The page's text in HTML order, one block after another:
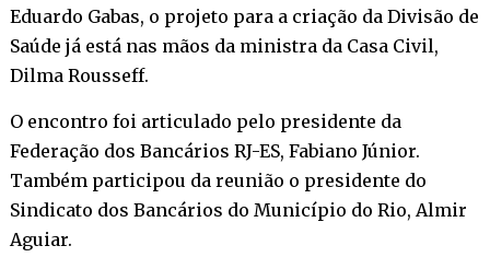
Eduardo Gabas, o projeto para a criação da Divisão de
Saúde já está nas mãos da ministra da Casa Civil,
Dilma Rousseff.
O encontro foi articulado pelo presidente da
Federação dos Bancários RJ-ES, Fabiano Júnior.
Também participou da reunião o presidente do
Sindicato dos Bancários do Município do Rio, Almir
Aguiar.